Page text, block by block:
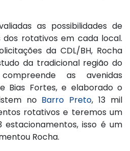
as possibilidades de
dos rotativos em cada local.
da CDL/BH, Rocha
da tradicional região do
as avenidas
Bias Fortes, e elaborado o
no Barro Preto, 13 mil
rotativos e teremos um
estacionamentos, isso é um
Rocha.